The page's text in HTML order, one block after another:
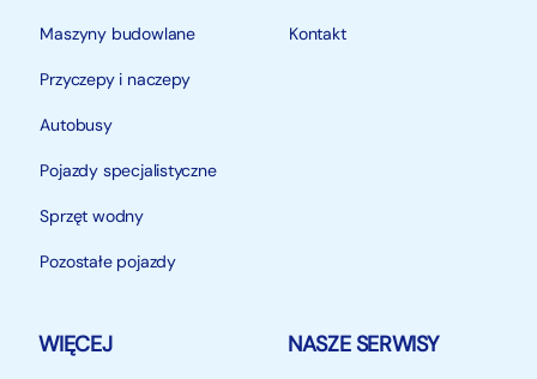
Maszyny budowlane
Przyczepy i naczepy
Autobusy
Pojazdy specjalistyczne
Sprzęt wodny
Pozostałe pojazdy
Kontakt
WIĘCEJ NASZE SERWISY